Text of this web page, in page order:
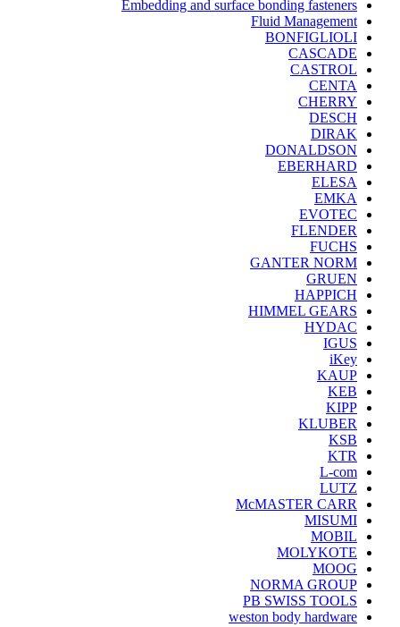
Embedding and surface bonding fasteners
Fluid Management
BONFIGLIOLI
CASCADE
CASTROL
CENTA
CHERRY
DESCH
DIRAK
DONALDSON
EBERHARD
ELESA
EMKA
EVOTEC
FLENDER
FUCHS
GANTER NORM
GRUEN
HAPPICH
HIMMEL GEARS
HYDAC
IGUS
iKey
KAUP
KEB
KIPP
KLUBER
KSB
KTR
L-com
LUTZ
McMASTER CARR
MISUMI
MOBIL
MOLYKOTE
MOOG
NORMA GROUP
PB SWISS TOOLS
weston body hardware